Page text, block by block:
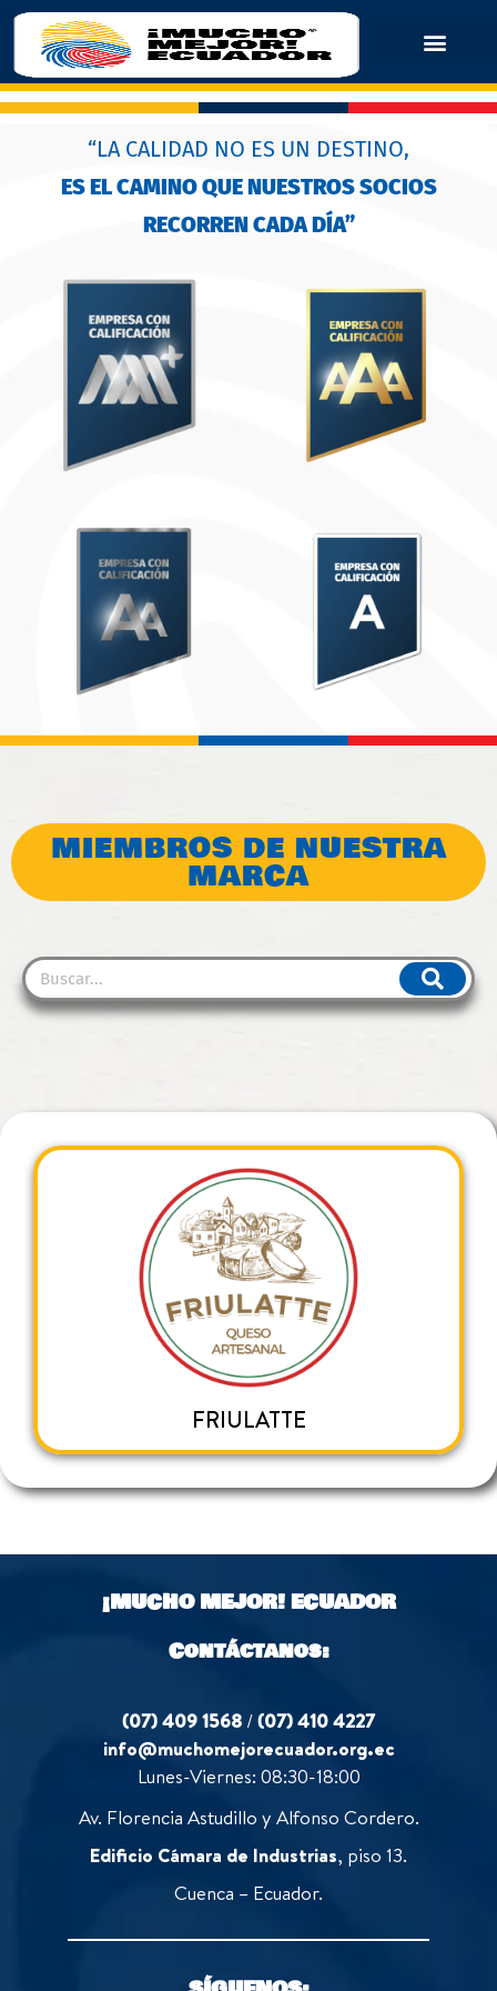
“LA CALIDAD NO ES UN DESTINO,
ES EL CAMINO QUE NUESTROS SOCIOS
RECORREN CADA DÍA”
MIEMBROS DE NUESTRA
MARCA
FRIULATTE
¡MUCHO MEJOR!ECUADOR
Contáctanos:
(07) 409 1568 /(07) 410 4227
info@muchomejorecuador.org.ec
Lunes-Viernes: 08:30-18:00
Av. Florencia Astudillo y Alfonso Cordero.
Edificio Cámara de Industrias, piso 13.
Cuenca – Ecuador.